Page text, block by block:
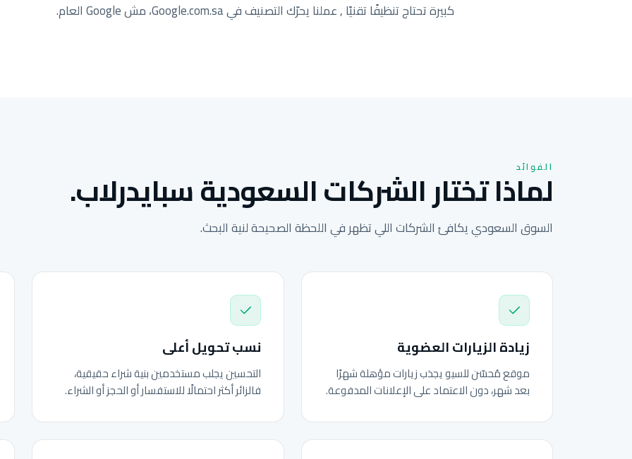
كبيرة تحتاج تنظيفًا تقنيًا , عملنا يحرّك التصنيف في Google.com.sa، مش Google العام.
الفوائد
لماذا تختار الشركات السعودية سبايدرلاب.
السوق السعودي يكافئ الشركات اللي تظهر في اللحظة الصحيحة لنية البحث.
زيادة الزيارات العضوية
موقع مُحسّن للسيو يجذب زيارات مؤهلة شهرًا
بعد شهر، دون الاعتماد على الإعلانات المدفوعة.
نسب تحويل أعلى
التحسين يجلب مستخدمين بنية شراء حقيقية،
فالزائر أكثر احتمالًا للاستفسار أو الحجز أو الشراء.